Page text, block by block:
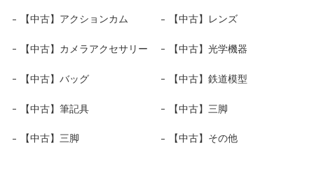
【中古】アクションカム 【中古】レンズ
【中古】カメラアクセサリー 【中古】光学機器
【中古】バッグ 【中古】鉄道模型
【中古】筆記具 【中古】三脚
【中古】三脚 【中古】その他